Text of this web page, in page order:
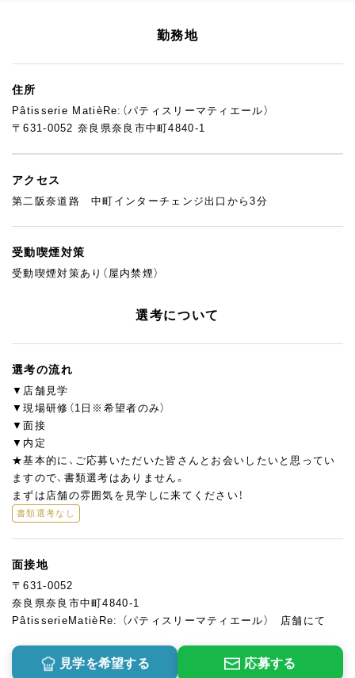
です。オーナーや既存スタッフが“誰が来ても安心して働けるよう
に”という意識を持って接していることが、居心地の良さにもつな
がっています。
勤務地
住所
Pâtisserie MatièRe:（パティスリーマティエール）
〒631-0052 奈良県奈良市中町4840-1
アクセス
第二阪奈道路 中町インターチェンジ出口から3分
受動喫煙対策
受動喫煙対策あり（屋内禁煙）
選考について
選考の流れ
▼店舗見学
▼現場研修（1日※希望者のみ）
▼面接
▼内定
★基本的に、ご応募いただいた皆さんとお会いしたいと思ってい
ますので、書類選考はありません。
まずは店舗の雰囲気を見学しに来てください！
書類選考なし
面接地
〒631-0052
奈良県奈良市中町4840-1
PâtisserieMatièRe: （パティスリーマティエール） 店舗にて
見学を希望する 応募する